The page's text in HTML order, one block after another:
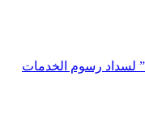
لسداد رسوم الخدمات